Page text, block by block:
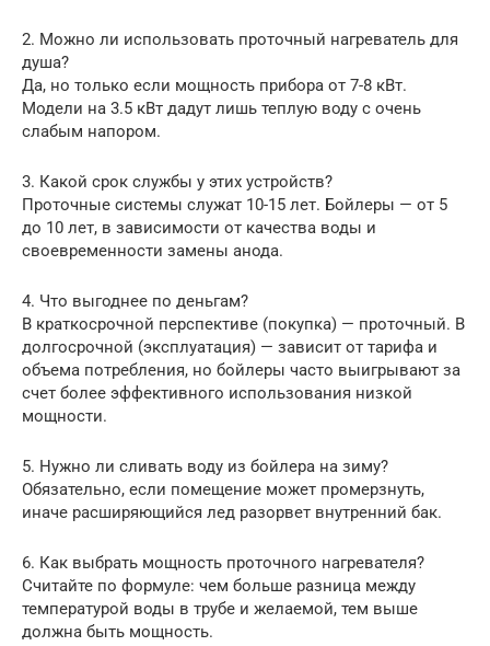
2. Можно ли использовать проточный нагреватель для
душа?
Да, но только если мощность прибора от 7-8 кВт.
Модели на 3.5 кВт дадут лишь теплую воду с очень
слабым напором.
3. Какой срок службы у этих устройств?
Проточные системы служат 10-15 лет. Бойлеры — от 5
до 10 лет, в зависимости от качества воды и
своевременности замены анода.
4. Что выгоднее по деньгам?
В краткосрочной перспективе (покупка) — проточный. В
долгосрочной (эксплуатация) — зависит от тарифа и
объема потребления, но бойлеры часто выигрывают за
счет более эффективного использования низкой
мощности.
5. Нужно ли сливать воду из бойлера на зиму?
Обязательно, если помещение может промерзнуть,
иначе расширяющийся лед разорвет внутренний бак.
6. Как выбрать мощность проточного нагревателя?
Считайте по формуле: чем больше разница между
температурой воды в трубе и желаемой, тем выше
должна быть мощность.